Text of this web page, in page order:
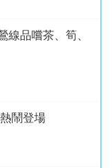
品嚐茶、筍、
鬧登場